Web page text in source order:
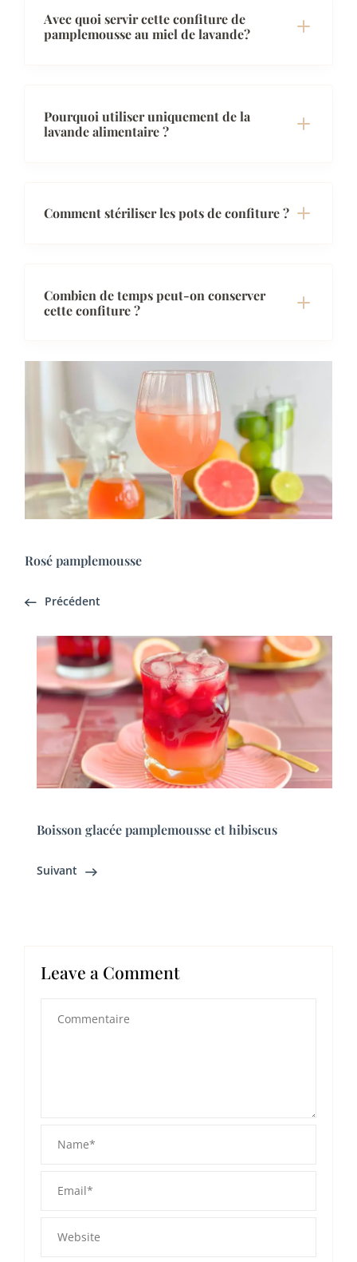
Avec quoi servir cette confiture de
pamplemousse au miel de lavande?
Pourquoi utiliser uniquement de la
lavande alimentaire ?
Comment stériliser les pots de confiture ?
Combien de temps peut-on conserver
cette confiture ?
Rosé pamplemousse
Précédent
Boisson glacée pamplemousse et hibiscus
Suivant
Leave a Comment